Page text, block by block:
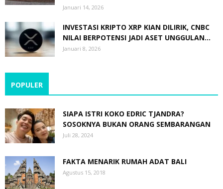
Januari 14, 2026
INVESTASI KRIPTO XRP KIAN DILIRIK, CNBC
NILAI BERPOTENSI JADI ASET UNGGULAN...
Januari 8, 2026
POPULER
SIAPA ISTRI KOKO EDRIC TJANDRA?
SOSOKNYA BUKAN ORANG SEMBARANGAN
Juli 28, 2024
FAKTA MENARIK RUMAH ADAT BALI
Agustus 15, 2018